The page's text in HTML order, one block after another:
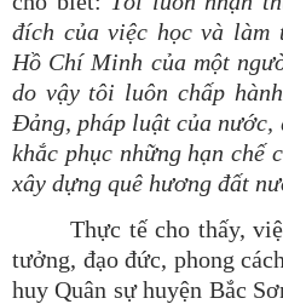
đích của việc học và làm
Hồ Chí Minh của một
do vậy tôi luôn chấp
Đảng, pháp luật của nước,
khắc phục những hạn chế
xây dựng quê hương đất
Thực tế cho thấy,
tưởng, đạo đức, phong
huy Quân sự huyện Bắc